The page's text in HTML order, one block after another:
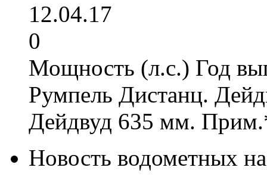
12.04.17
0
Мощность (л.с.) Год
Румпель Дистанц.
Дейдвуд 635 мм.
Новость водометных